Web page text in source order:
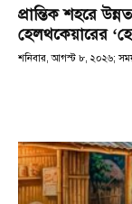
প্রান্তিক শহরে
হেলথকেয়ারের
শনিবার, আগস্ট ৮, ২০২৬;